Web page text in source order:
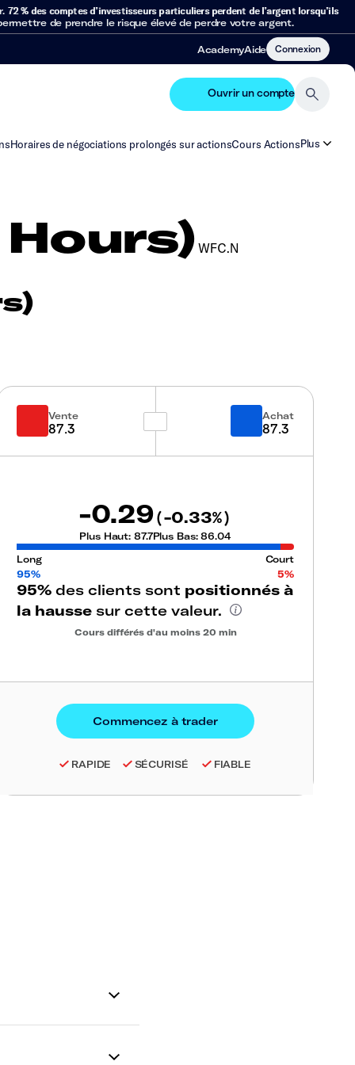
72 % des comptes d’investisseurs particuliers perdent de l’argent lorsqu’ils
de prendre le risque élevé de perdre votre argent.
AcademyAide Connexion
Ouvrir un compte
Horaires de négociations prolongés sur actionsCours ActionsPlus
WFC.N
Vente
87.3
Achat
87.3
-0.29(-0.33%)
Plus Haut: 87.7Plus Bas:86.04
Long
Court
95%
5%
95% des clients sont positionnés à
la hausse sur cette valeur.
Cours différés d'au moins 20 min
RAPIDE SÉCURISÉ FIABLE